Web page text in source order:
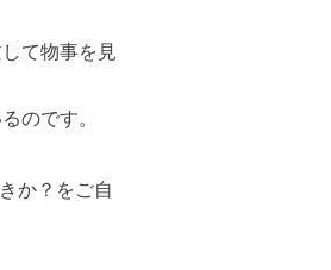
て物事を見
のです。
か？をご自